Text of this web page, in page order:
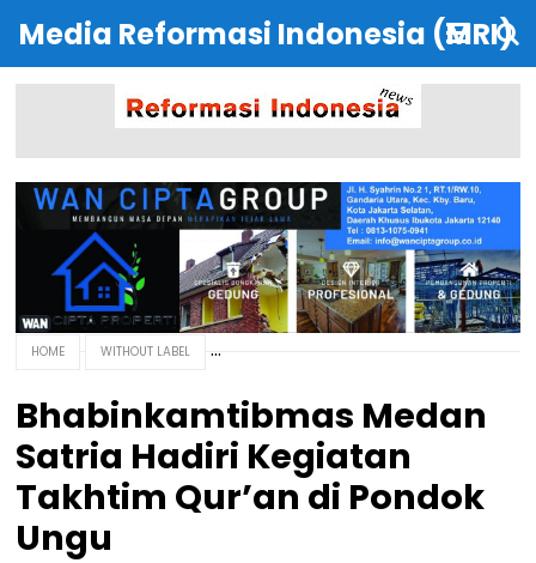
Media Reformasi Indonesia (MRI)
HOME WITHOUT LABEL
Bhabinkamtibmas Medan
Satria Hadiri Kegiatan
Takhtim Qur’an di Pondok
Ungu